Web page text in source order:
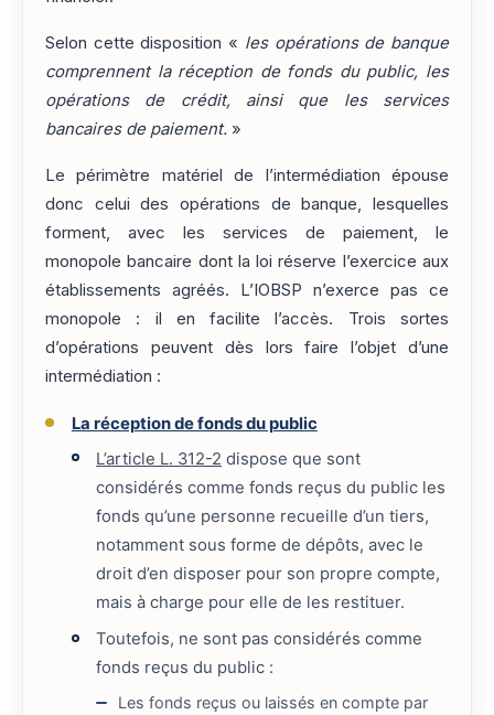
Selon cette disposition « les opérations de banque
comprennent la réception de fonds du public, les
opérations de crédit, ainsi que les services
bancaires de paiement. »
Le périmètre matériel de l’intermédiation épouse
donc celui des opérations de banque, lesquelles
forment, avec les services de paiement, le
monopole bancaire dont la loi réserve l’exercice aux
établissements agréés. L’IOBSP n’exerce pas ce
monopole : il en facilite l’accès. Trois sortes
d’opérations peuvent dès lors faire l’objet d’une
intermédiation :
La réception de fonds du public
L’article L. 312-2 dispose que sont
considérés comme fonds reçus du public les
fonds qu’une personne recueille d’un tiers,
notamment sous forme de dépôts, avec le
droit d’en disposer pour son propre compte,
mais à charge pour elle de les restituer.
Toutefois, ne sont pas considérés comme
fonds reçus du public :
Les fonds reçus ou laissés en compte par